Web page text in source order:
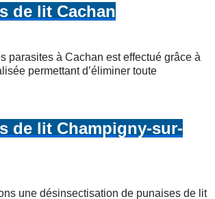
de lit Cachan
parasites à Cachan est effectué grâce à
permettant d’éliminer toute
de lit Champigny-sur-
une désinsectisation de punaises de lit